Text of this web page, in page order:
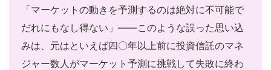
「マーケットの動きを予測するのは絶対に不可能で
だれにもなし得ない」――このような誤った思い込
みは、元はといえば四〇年以上前に投資信託のマネ
ジャー数人がマーケット予測に挑戦して失敗に終わ